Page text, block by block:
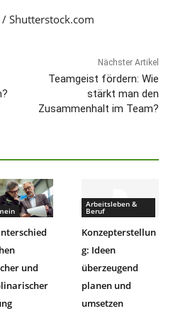
Shutterstock.com
Nächster Artikel
Teamgeist fördern: Wie
stärkt man den
Zusammenhalt im Team?
und
Arbeitsleben &
Beruf
Konzepterstellun
g: Ideen
überzeugend
planen und
umsetzen